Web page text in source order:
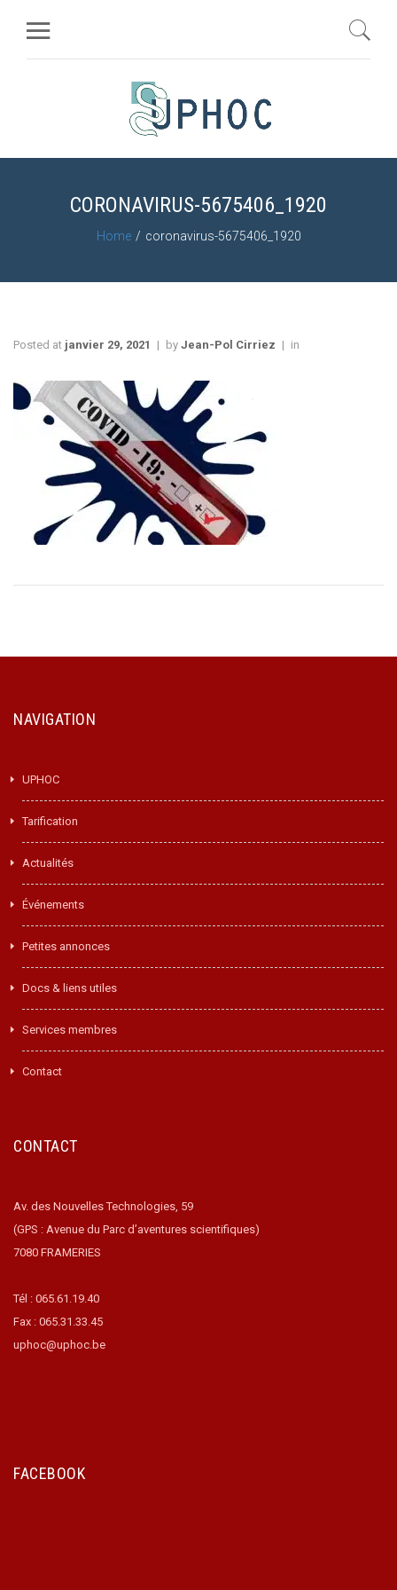
CORONAVIRUS-5675406_1920
Home coronavirus-5675406_1920
Posted at janvier 29, 2021 by Jean-Pol Cirriez in
NAVIGATION
UPHOC
Tarification
Actualités
Événements
Petites annonces
Docs & liens utiles
Services membres
Contact
CONTACT
Av. des Nouvelles Technologies, 59
(GPS : Avenue du Parc d’aventures scientifiques)
7080 FRAMERIES
Tél : 065.61.19.40
Fax : 065.31.33.45
uphoc@uphoc.be
FACEBOOK